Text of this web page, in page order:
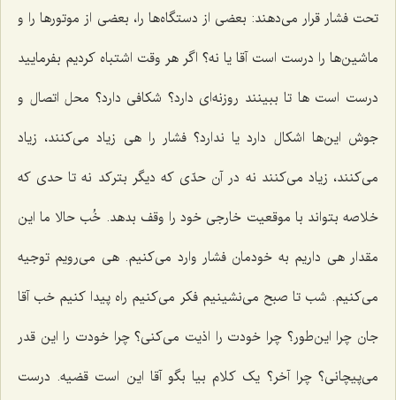
تحت فشار قرار می‌دهند: بعضی از دستگاه‌ها را، بعضی از موتورها را و
ماشین‌ها را درست است آقا یا نه؟ اگر هر وقت اشتباه کردیم بفرمایید
درست است ها تا ببینند روزنه‌ای دارد؟ شکافی دارد؟ محل اتصال و
جوش این‌ها اشکال دارد یا ندارد؟ فشار را هی زیاد می‌کنند، زیاد
می‌کنند، زیاد می‌کنند نه در آن حدّی که دیگر بترکد نه تا حدی که
خلاصه بتواند با موقعیت خارجی خود را وقف بدهد. خُب حالا ما این
مقدار هی داریم به خودمان فشار وارد می‌کنیم. هی می‌رویم توجیه
می‌کنیم. شب تا صبح می‌نشینیم فکر می‌کنیم راه پیدا کنیم خب آقا
جان چرا این‌طور؟ چرا خودت را اذیت می‌کنی؟ چرا خودت را این قدر
می‌پیچانی؟ چرا آخر؟ یک کلام بیا بگو آقا این است قضیه. درست